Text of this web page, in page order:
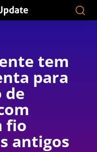
tem
para
de
fio
antigos